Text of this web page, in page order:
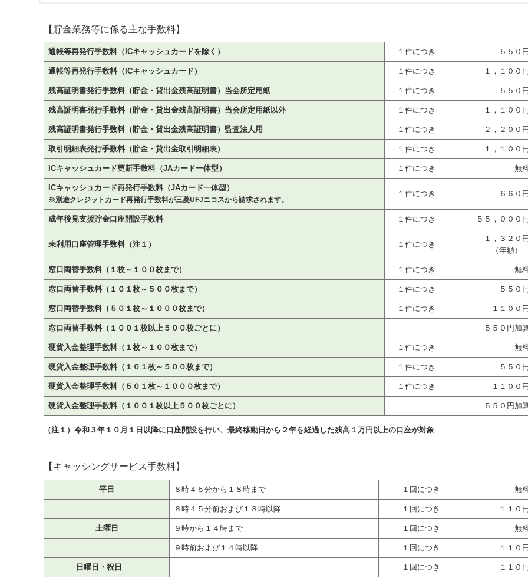
【貯金業務等に係る主な手数料】
通帳等再発行手数料（ICキャッシュカードを除く） １件につき ５５０円
通帳等再発行手数料（ICキャッシュカード） １件につき １，１００円
残高証明書発行手数料（貯金・貸出金残高証明書）当会所定用紙 １件につき ５５０円
残高証明書発行手数料（貯金・貸出金残高証明書）当会所定用紙以外 １件につき １，１００円
残高証明書発行手数料（貯金・貸出金残高証明書）監査法人用 １件につき ２，２００円
取引明細表発行手数料（貯金・貸出金取引明細表） １件につき １，１００円
ICキャッシュカード更新手数料（JAカード一体型） １件につき 無
ICキャッシュカード再発行手数料（JAカード一体型）
※別途クレジットカード再発行手数料が三菱UFJニコスから請求されます。
１件につき ６６０円
成年後見支援貯金口座開設手数料 １件につき ５５，０００円
未利用口座管理手数料（注１） １件につき
１，３２０円
（年額）
窓口両替手数料（１枚～１００枚まで） １件につき 無
窓口両替手数料（１０１枚～５００枚まで） １件につき ５５０円
窓口両替手数料（５０１枚～１０００枚まで） １件につき １１００円
窓口両替手数料（１００１枚以上５００枚ごとに） ５５０円加
硬貨入金整理手数料（１枚～１００枚まで） １件につき 無
硬貨入金整理手数料（１０１枚～５００枚まで） １件につき ５５０円
硬貨入金整理手数料（５０１枚～１０００枚まで） １件につき １１００円
硬貨入金整理手数料（１００１枚以上５００枚ごとに） ５５０円加
（注１）令和３年１０月１日以降に口座開設を行い、最終移動日から２年を経過した残高１万円以上の口座が対象
【キャッシングサービス手数料】
平日 ８時４５分から１８時まで １回につき 無
８時４５分前および１８時以降 １回につき １１０
土曜日 ９時から１４時まで １回につき 無
９時前および１４時以降 １回につき １１０
日曜日・祝日 １回につき １１０